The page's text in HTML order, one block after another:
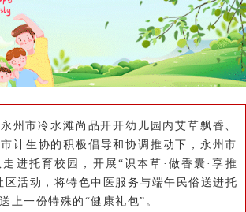
州市冷水滩尚品开开幼儿园内艾草飘香、
计生协的积极倡导和协调推动下，永州市
进托育校园，开展“识本草·做香囊·享推
区活动，将特色中医服务与端午民俗送进托
上一份特殊的“健康礼包”。